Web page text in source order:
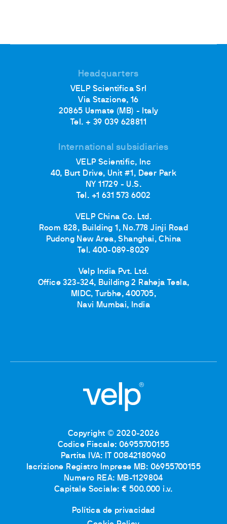
Headquarters
VELP Scientifica Srl
Via Stazione, 16
20865 Usmate (MB) - Italy
Tel. + 39 039 628811
International subsidiaries
VELP Scientific, Inc
40, Burt Drive, Unit #1, Deer Park
NY 11729 - U.S.
Tel. +1 631 573 6002
VELP China Co. Ltd.
Room 828, Building 1, No.778 Jinji Road
Pudong New Area, Shanghai, China
Tel. 400-089-8029
Velp India Pvt. Ltd.
Office 323-324, Building 2 Raheja Tesla,
MIDC, Turbhe, 400705,
Navi Mumbai, India
Copyright © 2020-2026
Codice Fiscale: 06955700155
Partita IVA: IT 00842180960
Iscrizione Registro Imprese MB: 06955700155
Numero REA: MB-1129804
Capitale Sociale: € 500.000 i.v.
Política de privacidad